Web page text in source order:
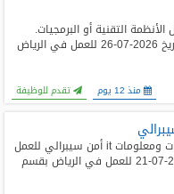
التقنية أو البرمجيات.
معرفة جيدة بأنظمة ERP أو القدرة على ... بتاريخ 2026-07-26 للعمل في الرياض
منذ 12 يوم تقدم للوظيفة
مطلوب فورا الرياض مؤهلات بكالوريوس حاسبات ومعلومات it أمن سيبرالي للعمل
بالرياض راتب وحوافز سكن سياره ... بتاريخ 2026-07-21 للعمل في الرياض بقسم